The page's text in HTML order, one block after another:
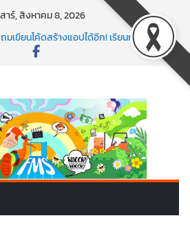
าร์, สิงหาคม 8, 2026
เขียนโค้ดสร้างแอปได้อีก! เรียนกับ
สมัยแบบจัดเต็ม
AI ถือว่าพลาดมาก!